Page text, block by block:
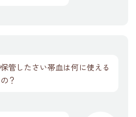
保管したさい帯血は何に使える
の？